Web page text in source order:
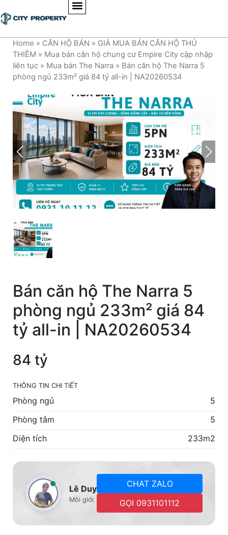
Home » CĂN HỘ BÁN » GIÁ MUA BÁN CĂN HỘ THỦ
THIÊM » Mua bán căn hộ chung cư Empire City cập nhập
liên tục » Mua bán The Narra » Bán căn hộ The Narra 5
phòng ngủ 233m² giá 84 tỷ all-in | NA20260534
Bán căn hộ The Narra 5
phòng ngủ 233m² giá 84
tỷ all-in | NA20260534
84 tỷ
THÔNG TIN CHI TIẾT
Phòng ngủ
5
Phòng tắm
5
Diện tích
233m2
Lê Duy
Môi giới
CHAT ZALO
GỌI 0931101112